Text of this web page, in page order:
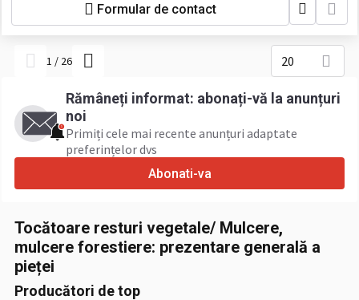
Formular de contact
1 / 26 20
Rămâneți informat: abonați-vă la anunțuri
noi
Primiți cele mai recente anunțuri adaptate
preferințelor dvs
Abonati-va
Tocătoare resturi vegetale/ Mulcere,
mulcere forestiere: prezentare generală a
pieței
Producători de top